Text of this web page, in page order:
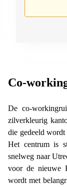
Co-
De co-
zilverkleurig
die gedeeld
Het centrum is
snelweg naar
voor de nieuwe
wordt met